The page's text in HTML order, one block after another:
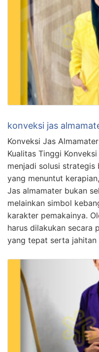
konveksi jas
Konveksi Jas
Kualitas Tinggi
menjadi solusi strategis
yang menuntut
Jas almamater bukan
melainkan simbol
karakter pemakainya.
harus dilakukan secara
yang tepat serta